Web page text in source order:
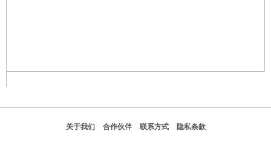
关于我们 合作伙伴 联系方式 隐私条款